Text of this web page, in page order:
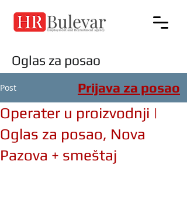
Oglas za posao
Post
Operater u proizvodnji |
Oglas za posao, Nova
Pazova + smeštaj
Prijava za posao